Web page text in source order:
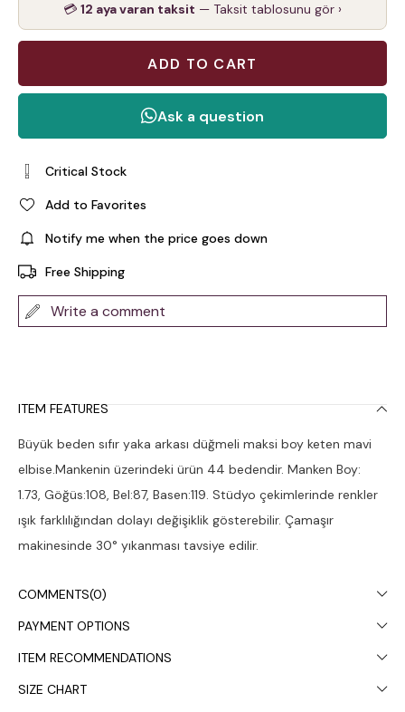
💳 12 aya varan taksit — Taksit tablosunu gör ›
Critical Stock
Add to Favorites
Notify me when the price goes down
Free Shipping
Write a comment
ITEM FEATURES
Büyük beden sıfır yaka arkası düğmeli maksi boy keten mavi
elbise.Mankenin üzerindeki ürün 44 bedendir. Manken Boy:
1.73, Göğüs:108, Bel:87, Basen:119. Stüdyo çekimlerinde renkler
ışık farklılığından dolayı değişiklik gösterebilir. Çamaşır
makinesinde 30° yıkanması tavsiye edilir.
COMMENTS(0)
PAYMENT OPTIONS
ITEM RECOMMENDATIONS
SIZE CHART